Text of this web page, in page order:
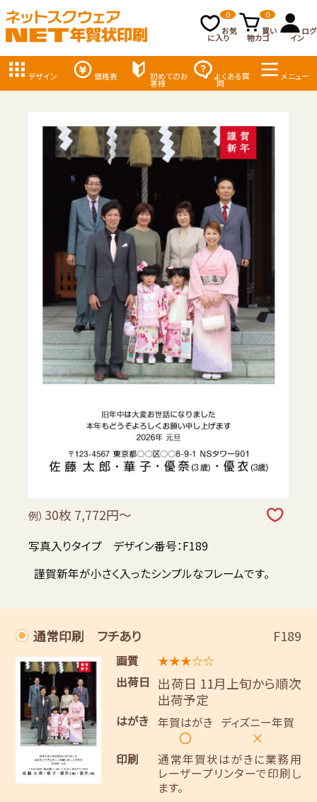
お気
に入り
0
買い
物カゴ
0
ログ
イン
デザイン 価格表 初めてのお
客様
よくある質
問
メニュー
例） 30枚 7,772円～
写真入りタイプ デザイン番号：F189
謹賀新年が小さく入ったシンプルなフレームです。
通常印刷 フチあり F189
画質
★★★☆☆
出荷日
出荷日 11月上旬から順次
出荷予定
はがき 年賀はがき
〇
ディズニー年賀
×
印刷
通常年賀状はがきに業務用
レーザープリンターで印刷し
ます。